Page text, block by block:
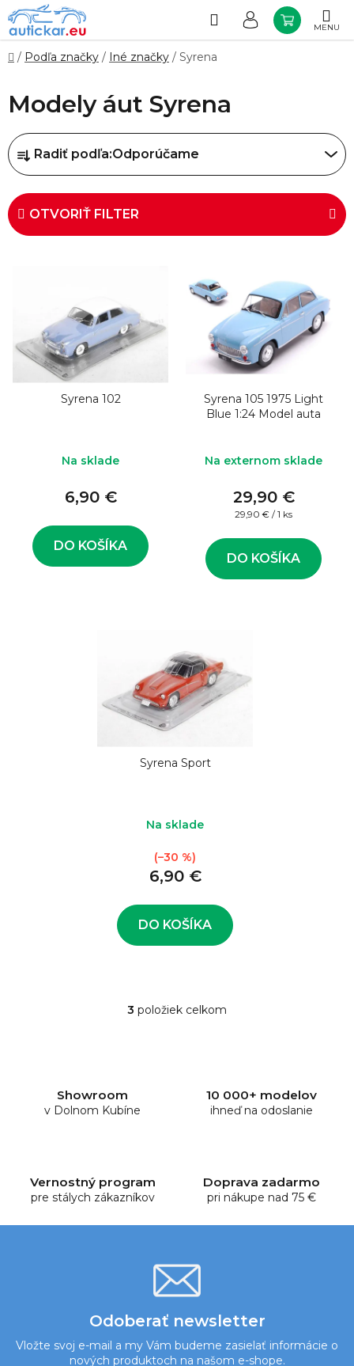
Prejsť
na
obsah
Hľadať
KOŠÍK
Domov
/ Podľa značky / Iné značky / Syrena
Modely áut Syrena
R
a
d
e
n
o
d
Radiť podľa:Odporúčame
OTVORIŤ FILTER
s
p
Syrena 102
Na sklade
6,90 €
DO KOŠÍKA
Syrena 105 1975 Light
Blue 1:24 Model auta
Na externom sklade
29,90 €
Jednotková
29,90 € / 1 ks
DO KOŠÍKA
Syrena Sport
Na sklade
6,90 €
(–30 %)
DO KOŠÍKA
O
k
v
ý
p
i
s
u
3 položiek celkom
Showroom
v Dolnom Kubíne
10 000+ modelov
ihneď na odoslanie
Vernostný program
pre stálych zákazníkov
Doprava zadarmo
pri nákupe nad 75 €
Odoberať newsletter
Vložte svoj e-mail a my Vám budeme zasielať informácie o
nových produktoch na našom e-shope.